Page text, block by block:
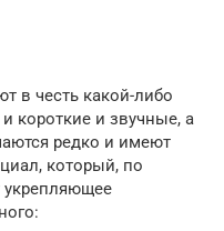
в честь какой-либо
короткие и звучные, а
редко и имеют
который, по
укрепляющее